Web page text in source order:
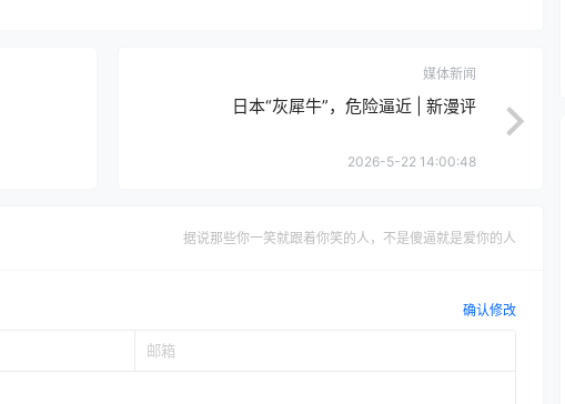
媒体新闻
日本“灰犀牛”，危险逼近 | 新漫评
2026-5-22 14:00:48
据说那些你一笑就跟着你笑的人，不是傻逼就是爱你的人
确认修改